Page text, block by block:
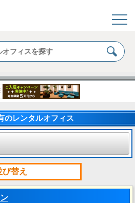
のレンタルオフィス
び替え